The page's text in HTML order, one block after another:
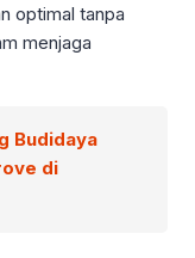
optimal tanpa
menjaga
Budidaya
di